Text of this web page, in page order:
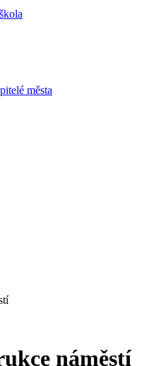
města
náměstí